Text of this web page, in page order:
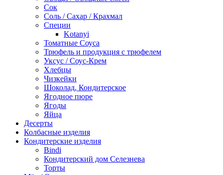
Сок
Соль / Сахар / Крахмал
Специи
Kotanyi
Томатные Соуса
Трюфель и продукция с трюфелем
Уксус / Соус-Крем
Хлебцы
Чизкейки
Шоколад, Кондитерское
Ягодное пюре
Ягоды
Яйца
Десерты
Колбасные изделия
Кондитерские изделия
Bindi
Кондитерский дом Селезнева
Торты